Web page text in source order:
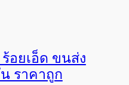
อยเอ็ด ขนส่ง
ราคาถูก